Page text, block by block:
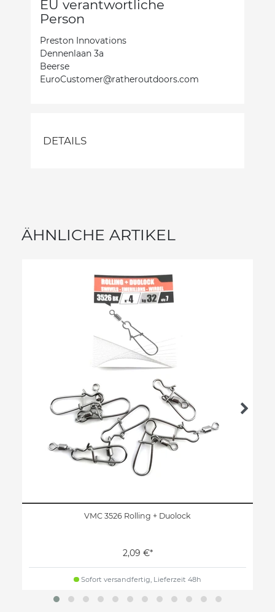
EU verantwortliche
Person
Preston Innovations
Dennenlaan 3a
Beerse
EuroCustomer@ratheroutdoors.com
DETAILS
ÄHNLICHE ARTIKEL
VMC 3526 Rolling + Duolock
2,09 €*
Sofort versandfertig, Lieferzeit 48h